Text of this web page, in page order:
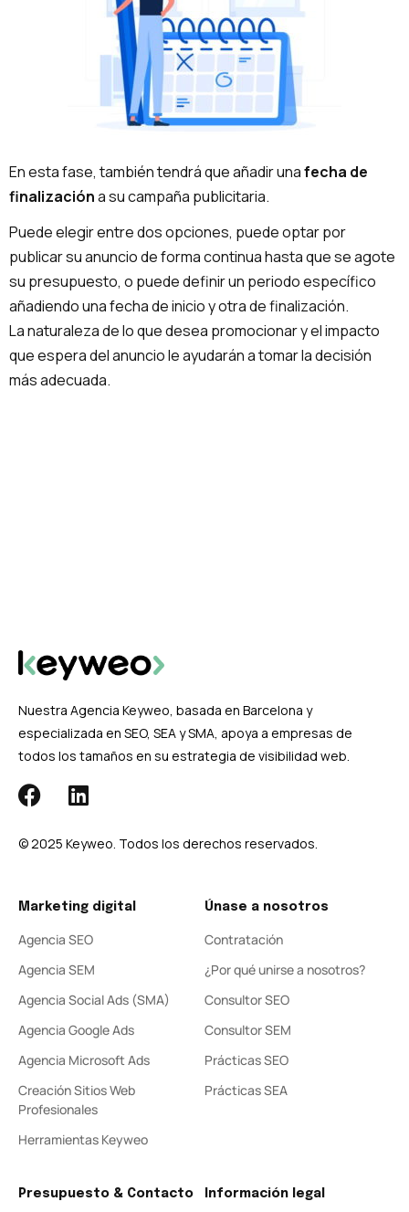
En esta fase, también tendrá que añadir unafecha de
finalizacióna su campaña publicitaria.
Puede elegir entre dos opciones, puede optar por
publicar su anuncio de forma continua hasta que se agote
su presupuesto, o puede definir un periodo específico
añadiendo una fecha de inicio y otra de finalización.
La naturaleza de lo que desea promocionar y el impacto
que espera del anuncio le ayudarán a tomar la decisión
más adecuada.
Nuestra Agencia Keyweo, basada en Barcelona y
especializada en SEO, SEA y SMA, apoya a empresas de
todos los tamaños en su estrategia de visibilidad web.
© 2025 Keyweo. Todos los derechos reservados.
Marketing digital
Agencia SEO
Agencia SEM
Agencia Social Ads (SMA)
Agencia Google Ads
Agencia Microsoft Ads
Creación Sitios Web
Profesionales
Herramientas Keyweo
Únase a nosotros
Contratación
¿Por qué unirse a nosotros?
Consultor SEO
Consultor SEM
Prácticas SEO
Prácticas SEA
Presupuesto & Contacto Información legal